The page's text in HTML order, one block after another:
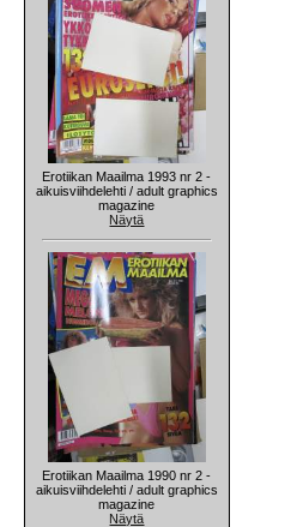
Erotiikan Maailma 1993 nr 2 -
aikuisviihdelehti / adult graphics
magazine
Näytä
Erotiikan Maailma 1990 nr 2 -
aikuisviihdelehti / adult graphics
magazine
Näytä